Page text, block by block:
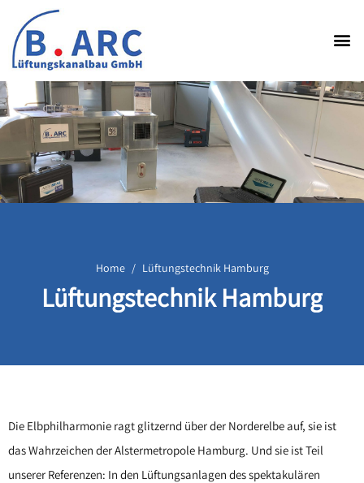
Home Lüftungstechnik Hamburg
Lüftungstechnik Hamburg
Die Elbphilharmonie ragt glitzernd über der Norderelbe auf, sie ist
das Wahrzeichen der Alstermetropole Hamburg. Und sie ist Teil
unserer Referenzen: In den Lüftungsanlagen des spektakulären